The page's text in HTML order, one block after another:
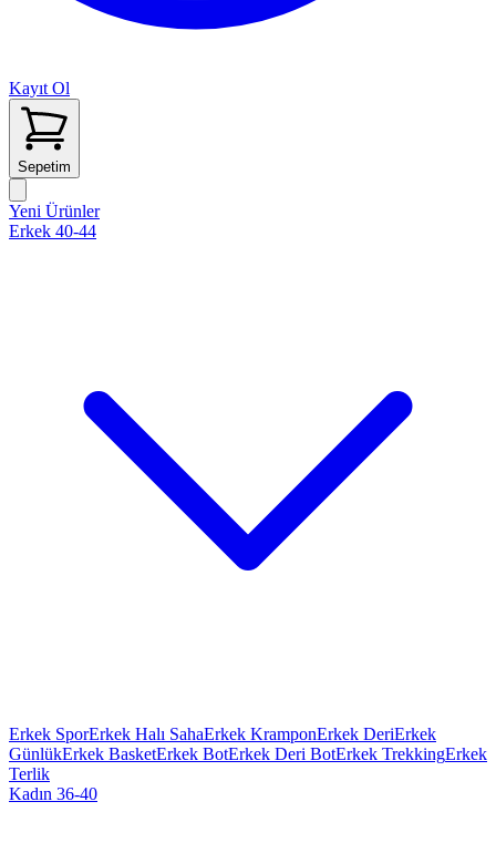
Kayıt Ol
Sepetim
Yeni Ürünler
Erkek 40-44
Erkek SporErkek Halı SahaErkek KramponErkek DeriErkek
GünlükErkek BasketErkek BotErkek Deri BotErkek TrekkingErkek
Terlik
Kadın 36-40